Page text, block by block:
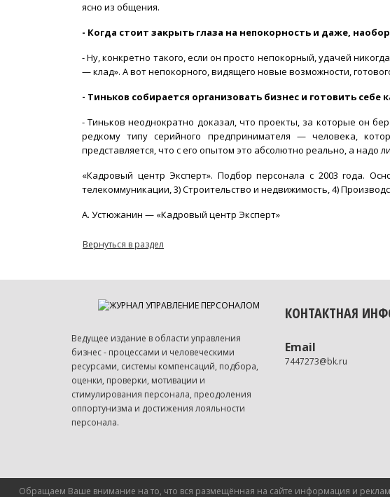
ясно из общения.
- Когда стоит закрыть глаза на непокорность и даже,
- Ну, конкретно такого, если он просто непокорный, удачей
— клад». А вот непокорного, видящего новые возможности,
- Тиньков собирается организовать бизнес и готовить
- Тиньков неоднократно доказал, что проекты, за которые он
редкому типу серийного предпринимателя — человека,
представляется, что с его опытом это абсолютно реально, а
«Кадровый центр Эксперт». Подбор персонала с 2003 года.
телекоммуникации, 3) Строительство и недвижимость, 4)
А. Устюжанин — «Кадровый центр Эксперт»
Вернуться в раздел
Ведущее издание в области управления
бизнес - процессами и человеческими
ресурсами, системы компенсаций, подбора,
оценки, проверки, мотивации и
стимулирования персонала, преодоления
оппортунизма и достижения лояльности
персонала.
КОНТАКТНАЯ
Email
7447273@bk.ru
Обращаем Ваше внимание на то, что вся размещённая на сайте информация и